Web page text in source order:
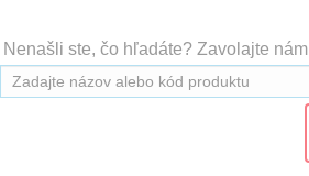
Nenašli ste, čo hľadáte? Zavolajte nám